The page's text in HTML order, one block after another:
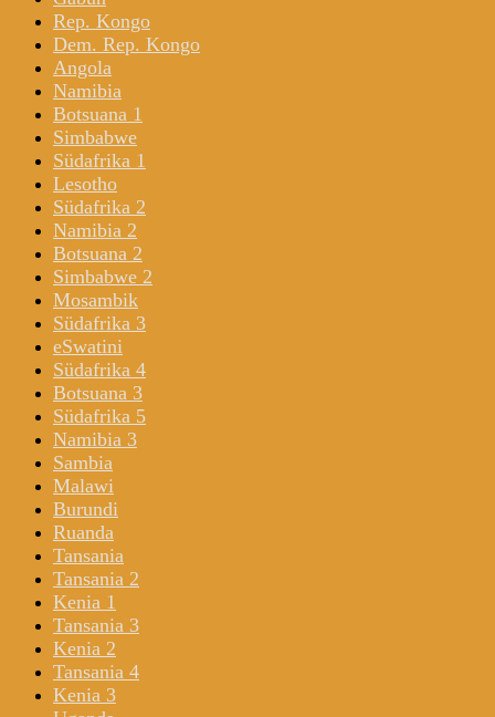
Rep. Kongo
Dem. Rep. Kongo
Angola
Namibia
Botsuana 1
Simbabwe
Südafrika 1
Lesotho
Südafrika 2
Namibia 2
Botsuana 2
Simbabwe 2
Mosambik
Südafrika 3
eSwatini
Südafrika 4
Botsuana 3
Südafrika 5
Namibia 3
Sambia
Malawi
Burundi
Ruanda
Tansania
Tansania 2
Kenia 1
Tansania 3
Kenia 2
Tansania 4
Kenia 3